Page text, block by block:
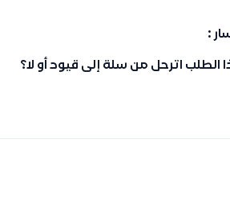
:
الطلب اترحل من سلة إلى قيود أو لا؟